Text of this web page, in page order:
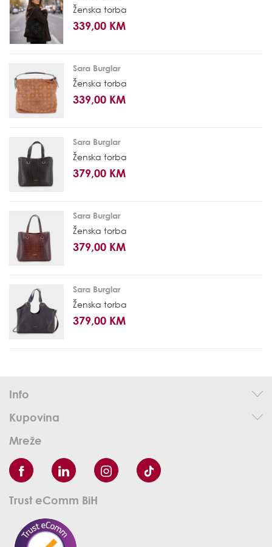
Ženska torba
339,00 KM
Sara Burglar
Ženska torba
339,00 KM
Sara Burglar
Ženska torba
379,00 KM
Sara Burglar
Ženska torba
379,00 KM
Sara Burglar
Ženska torba
379,00 KM
Info
Kupovina
Mreže
Trust eComm BiH